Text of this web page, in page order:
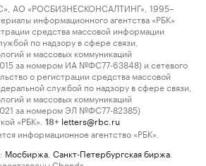
АО «РОСБИЗНЕСКОНСАЛТИНГ», 1995–
информационного агентства «РБК»
средства массовой информации
по надзору в сфере связи,
и массовых коммуникаций
за номером ИА №ФС77-63848) и сетевого
о регистрации средства массовой
службой по надзору в сфере связи,
и массовых коммуникаций
за номером ЭЛ №ФС77-82385)
«РБК».
18+ letters@rbc.ru
информационное агентство «РБК».
Мосбиржа Санкт-Петербургская биржа